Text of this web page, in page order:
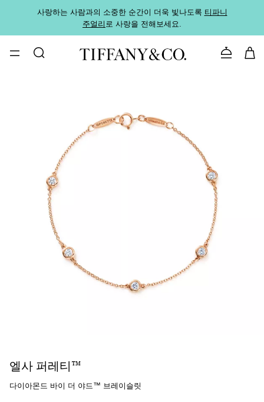
사랑하는 사람과의 소중한 순간이 더욱 빛나도록 티파니
주얼리로 사랑을 전해보세요.
문의하기
​​엘사 퍼레티™
다이아몬드 바이 더 야드™ 브레이슬릿